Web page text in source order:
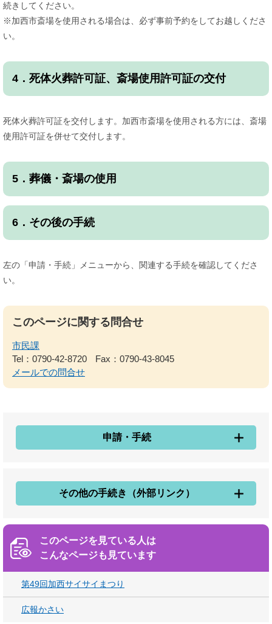
続きしてください。
​※加西市斎場を使用される場合は、必ず事前予約をしてお越しくださ
い。
4．死体火葬許可証、斎場使用許可証の交付
死体火葬許可証を交付します。加西市斎場を使用される方には、斎場
使用許可証を併せて交付します。
5．葬儀・斎場の使用
6．その後の手続
左の「申請・手続」メニューから、関連する手続を確認してくださ
い。
このページに関する問合せ
市民課
Tel：0790-42-8720
Fax：0790-43-8045
メールでの問合せ
申請・手続
その他の手続き（外部リンク）
このページを見ている人は
こんなページも見ています
第49回加西サイサイまつり
広報かさい